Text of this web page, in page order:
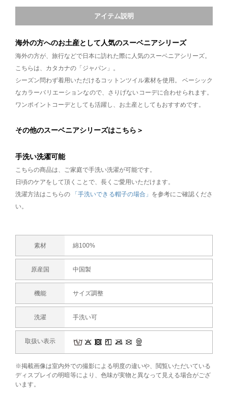
アイテム説明
海外の方へのお土産として人気のスーベニアシリーズ
海外の方が、旅行などで日本に訪れた際に人気のスーベニアシリーズ。
こちらは、カタカナの「ジャパン」。
シーズン問わず着用いただけるコットンツイル素材を使用。 ベーシック
なカラーバリエーションなので、さりげないコーデに合わせられます。
ワンポイントコーデとしても活躍し、お土産としてもおすすめです。
その他のスーベニアシリーズはこちら＞
手洗い洗濯可能
こちらの商品は、ご家庭で手洗い洗濯が可能です。
日頃のケアをして頂くことで、長くご愛用いただけます。
洗濯方法はこちらの
「手洗いできる帽子の場合」 を参考にご確認くださ
い。
素材 綿100%
原産国 中国製
機能 サイズ調整
洗濯 手洗い可
取扱い表示
※掲載画像は室内外での撮影による明度の違いや、閲覧いただいている
ディスプレイの明暗等により、色味が実物と異なって見える場合がござ
います。